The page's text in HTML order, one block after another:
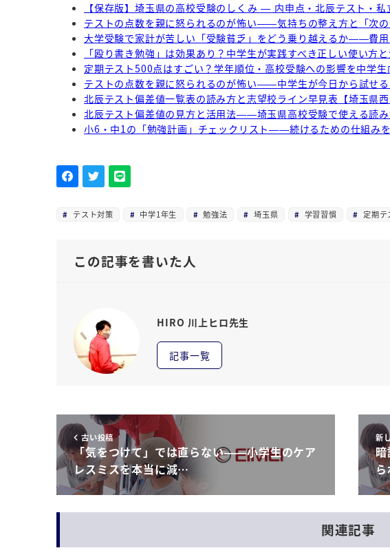
【保存版】埼玉県の高校受験のしくみ — 内申点・北辰テスト・
テストの点数を親に怒られるのが怖い——気持ちの整え方と「次
大学受験で家計が苦しい「受験貧乏」をどう乗り越えるか——費
「殴り書き勉強」は効果あり？中学生が実践すべき正しい使い方
定期テスト500点はすごい？学年順位・高校受験への影響を中学生
テストの点数を親に怒られるのが怖い——中学生が今日から試せ
北辰テスト偏差値一覧表の読み方と志望校ライン早見表【埼玉県西
北辰テスト偏差値の見方と活用法——埼玉県高校受験で使える読
小6・中1の「勉強計画」チェックリスト——続けるための仕組み
テスト対策 中学1年生 勉強法 埼玉県 学習習慣 定期テ
この記事を書いた人
HIRO 川上ヒロ先生
記事一覧
古い投稿
「気をつけて」では直らない——小学生のケア
レスミスを本当に減…
新
ら
関連記事